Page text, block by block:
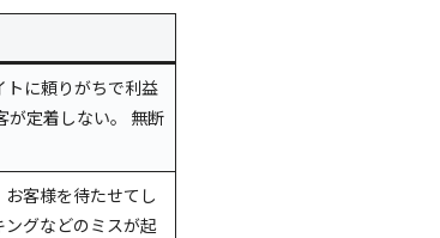
に頼りがちで利益
が定着しない。 無断
客様を待たせてし
グなどのミスが起